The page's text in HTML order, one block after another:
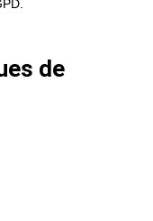
de